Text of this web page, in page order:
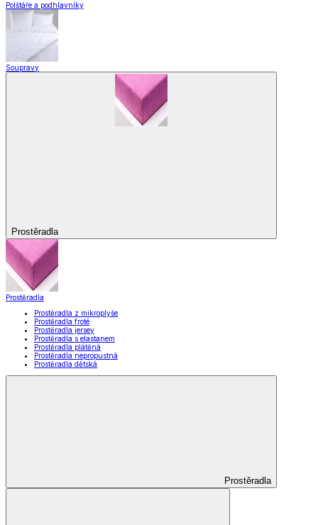
Polštáře a podhlavníky
Soupravy
Prostěradla
Prostěradla
Prostěradla z mikroplyše
Prostěradla froté
Prostěradla jersey
Prostěradla s elastanem
Prostěradla plátěná
Prostěradla nepropustná
Prostěradla dětská
Prostěradla